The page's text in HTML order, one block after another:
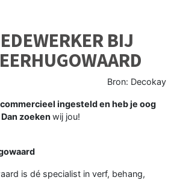
BIJ
Bron: Decokay
ingesteld en heb je oog
zoeken wij jou!
is dé specialist in verf, behang,